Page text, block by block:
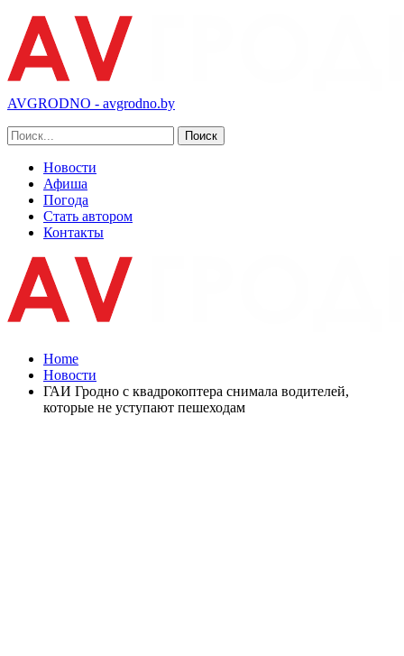
AVGRODNO - avgrodno.by
Новости
Афиша
Погода
Стать автором
Контакты
Home
Новости
ГАИ Гродно с квадрокоптера снимала водителей,
которые не уступают пешеходам